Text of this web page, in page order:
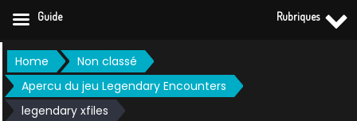
Skip
to
content
Home
Non classé
Apercu du jeu Legendary Encounters
legendary xfiles
Guide Rubriques